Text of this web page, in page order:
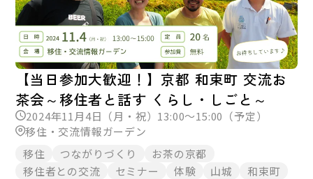
【当日参加大歓迎！】京都 和束町 交流お
茶会～移住者と話す くらし・しごと～
2024年11月4日（月・祝）13:00～15:00（予定）
移住・交流情報ガーデン
移住
つながりづくり
お茶の京都
移住者との交流
セミナー 体験 山城
和束町